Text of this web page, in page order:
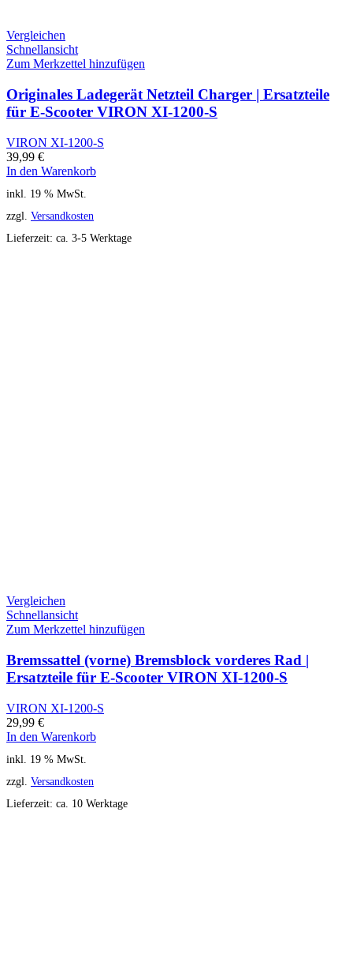
Vergleichen
Schnellansicht
Zum Merkzettel hinzufügen
Originales Ladegerät Netzteil Charger | Ersatzteile
für E-Scooter VIRON XI-1200-S
VIRON XI-1200-S
39,99 €
In den Warenkorb
inkl. 19 % MwSt.
zzgl. Versandkosten
Lieferzeit: ca. 3-5 Werktage
Vergleichen
Schnellansicht
Zum Merkzettel hinzufügen
Bremssattel (vorne) Bremsblock vorderes Rad |
Ersatzteile für E-Scooter VIRON XI-1200-S
VIRON XI-1200-S
29,99 €
In den Warenkorb
inkl. 19 % MwSt.
zzgl. Versandkosten
Lieferzeit: ca. 10 Werktage